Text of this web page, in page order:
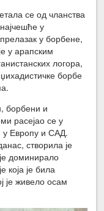
се од чланства
у
у борбене,
у арапским
логора,
борбе
борбени и
расејао се у
у Европу и САД.
створила је
доминирало
која је била
је живело осам